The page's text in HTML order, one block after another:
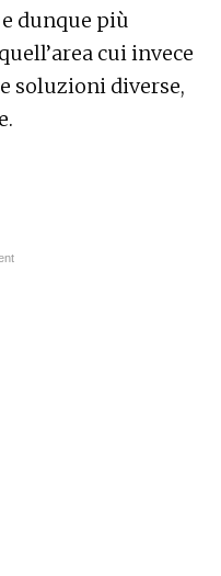
dunque più
cui invece
soluzioni diverse,